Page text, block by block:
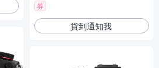
券
貨到通知我